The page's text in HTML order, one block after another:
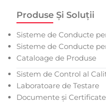
Produse Și Soluții
Sisteme de Conducte
Sisteme de Conducte
Cataloage de Produse
Sistem de Control al
Laboratoare de Testare
Documente și Certificate